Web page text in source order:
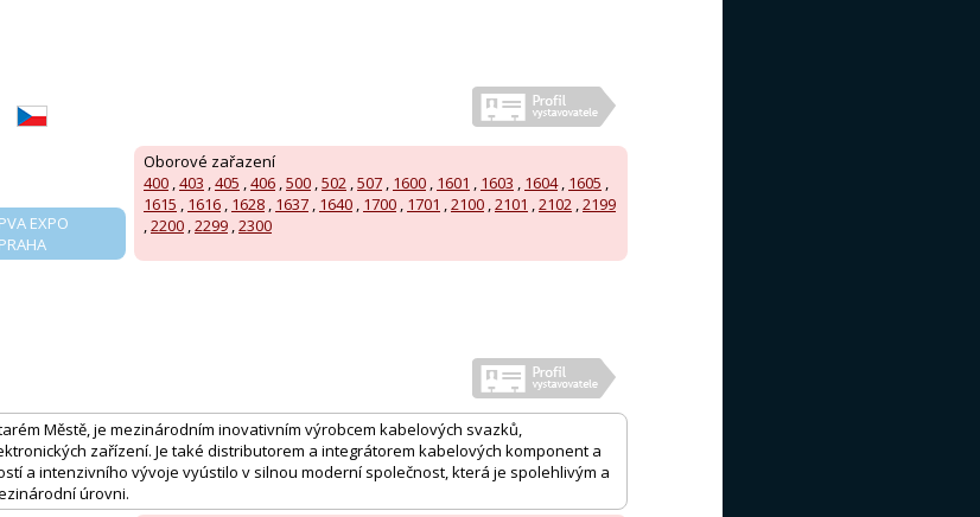
Oborové zařazení
400 ,403 ,405 ,406 ,500 ,502 ,507 , 1600 , 1601 , 1603 , 1604, 1605 ,
1615 , 1616 , 1628 , 1637 , 1640 , 1700 , 1701 ,2100 ,2101 ,2102 ,2199
,2200 ,2299 ,2300
PVA EXPO
PRAHA
Městě, je mezinárodním inovativním výrobcem kabelových svazků,
zařízení. Je také distributorem a integrátorem kabelových komponent a
a intenzivního vývoje vyústilo v silnou moderní společnost, která je spolehlivým a
úrovni.